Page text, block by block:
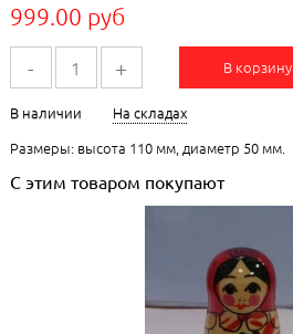
999.00 руб
- + В корзину
В наличии
На складах
Размеры: высота 110 мм, диаметр 50 мм.
С этим товаром покупают